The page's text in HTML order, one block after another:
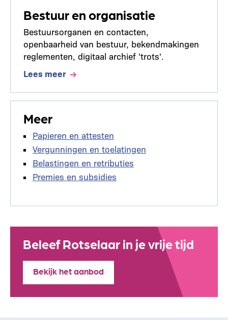
Bestuur en organisatie
Bestuursorganen en contacten,
openbaarheid van bestuur, bekendmakingen
reglementen, digitaal archief 'trots'.
Lees meer
Meer
Papieren en attesten
Vergunningen en toelatingen
Belastingen en retributies
Premies en subsidies
Beleef Rotselaar in je vrije tijd
Bekijk het aanbod